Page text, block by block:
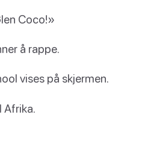
Coco!»
å rappe.
vises på skjermen.
Afrika.